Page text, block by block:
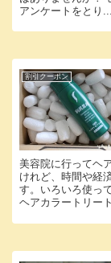
アンケートをとり...
割引クーポン
美容院に行ってヘ
けれど、時間や経
す。いろいろ使っ
ヘアカラートリー